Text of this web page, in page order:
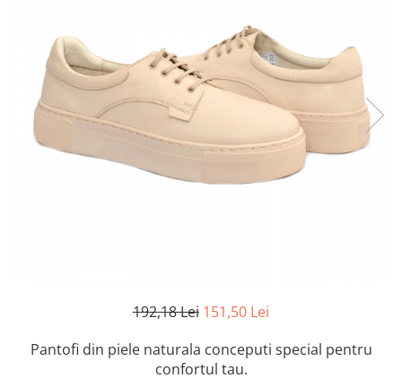
Vesna
Dr. Feet
192,18 Lei 151,50 Lei
Pantofi din piele naturala conceputi special pentru
confortul tau.